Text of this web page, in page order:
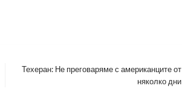
Техеран: Не преговаряме с американците от
няколко дни